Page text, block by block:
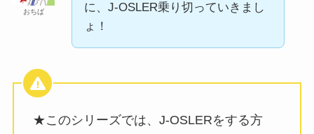
おちば
に、J-OSLER乗り切っていきまし
ょ！
★このシリーズでは、J-OSLERをする方